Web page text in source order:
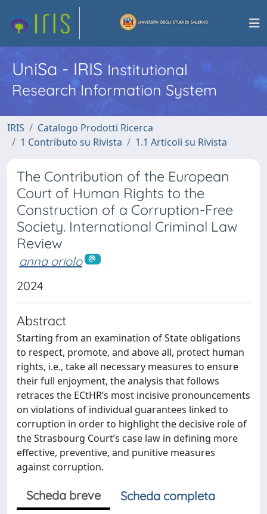
UniSa - IRISInstitutional
Research Information System
IRIS
Catalogo Prodotti Ricerca
1 Contributo su Rivista
1.1 Articoli su Rivista
The Contribution of the European
Court of Human Rights to the
Construction of a Corruption-Free
Society. International Criminal Law
Review
anna oriolo
2024
Abstract
Starting from an examination of State obligations
to respect, promote, and above all, protect human
rights, i.e., take all necessary measures to ensure
their full enjoyment, the analysis that follows
retraces the ECtHR’s most incisive pronouncements
on violations of individual guarantees linked to
corruption in order to highlight the decisive role of
the Strasbourg Court’s case law in defining more
effective, preventive, and punitive measures
against corruption.
Scheda breve
Scheda completa